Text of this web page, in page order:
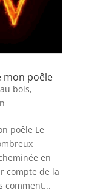
mon poêle
bois,
poêle Le
en
compte de la
comment...